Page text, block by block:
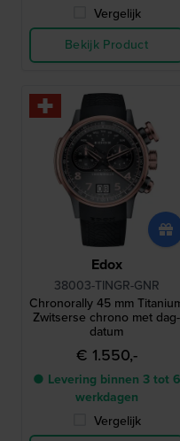
Vergelijk
Bekijk Product
Edox
38003-TINGR-GNR
Chronorally 45 mm
Zwitserse chrono met dag-
datum
€ 1.550,-
● Levering binnen 3 tot 6
werkdagen
Vergelijk